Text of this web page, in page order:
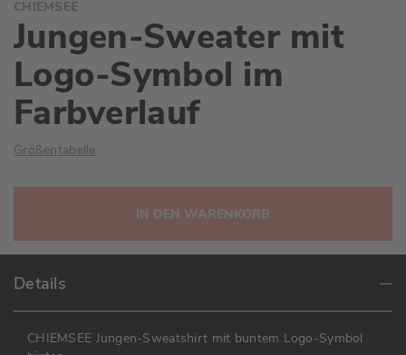
Anfang
der
Bildgalerie
springen
CHIEMSEE
Jungen-Sweater mit
Logo-Symbol im
Farbverlauf
Größentabelle
IN DEN WARENKORB
Details
CHIEMSEE Jungen-Sweatshirt mit buntem Logo-Symbol